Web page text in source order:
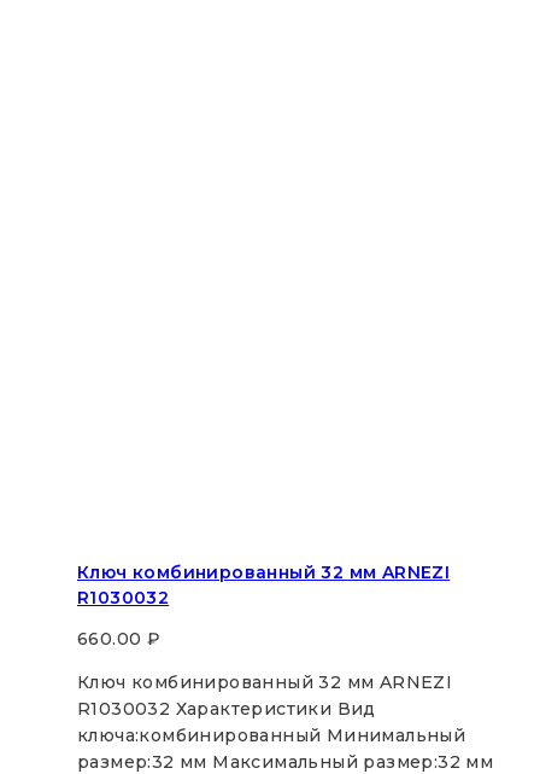
Ключ комбинированный 32 мм ARNEZI
R1030032
660.00 ₽
Ключ комбинированный 32 мм ARNEZI
R1030032 Характеристики Вид
ключа:комбинированный Минимальный
размер:32 мм Максимальный размер:32 мм